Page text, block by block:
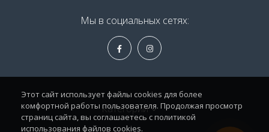
Категории
Мы в социальных сетях:
Этот сайт использует файлы cookies для более
комфортной работы пользователя. Продолжая просмотр
страниц сайта, вы соглашаетесь с политикой
использования файлов cookies.